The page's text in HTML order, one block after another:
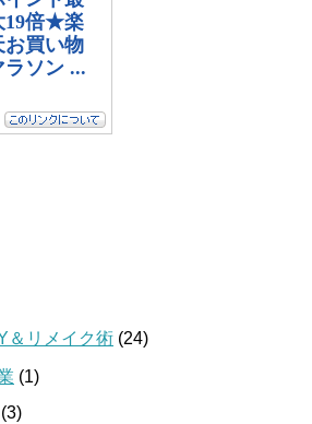
＆リメイク術 (24)
(1)
(3)